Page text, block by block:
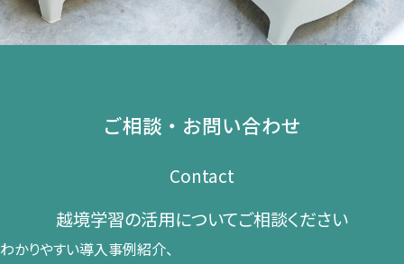
ご相談・お問い合わせ
Contact
越境学習の​活用に​ついて​ご相談ください​
わかりやすい導入事例紹介、​